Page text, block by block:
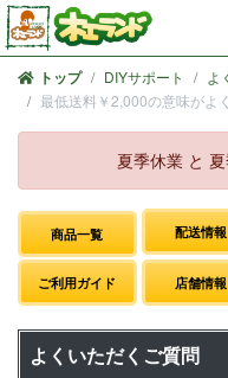
トップ DIYサポート
よ
最低送料￥2,000の意味がよ
夏季休業 と
商品一覧 配送情報
ご利用ガイド 店舗情報
よくいただくご質問